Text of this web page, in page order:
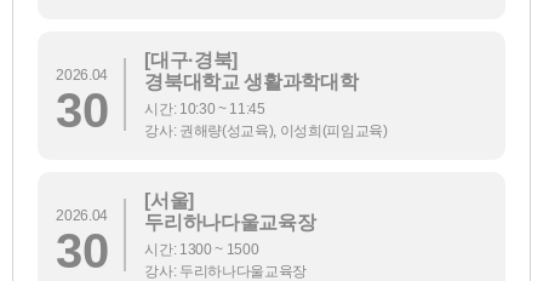
2026.04
30
[대구·경북]
경북대학교 생활과학대학
시간: 10:30 ~ 11:45
강사: 권해량(성교육), 이성희(피임교육)
2026.04
30
[서울]
두리하나다울교육장
시간: 1300 ~ 1500
강사: 두리하나다울교육장